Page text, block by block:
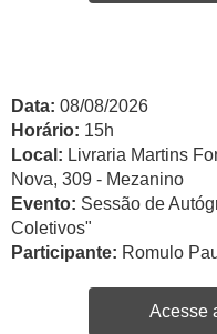
Data: 08/08/2026
Horário: 15h
Local: Livraria Martins
Nova, 309 - Mezanino
Evento: Sessão de
Coletivos"
Participante: Romulo
Acesse